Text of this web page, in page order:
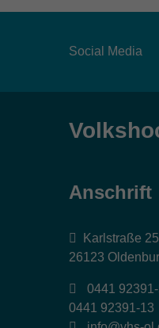
Social Media
Anschrift
Karlstraße 25
26123
0441
0441 92391-13